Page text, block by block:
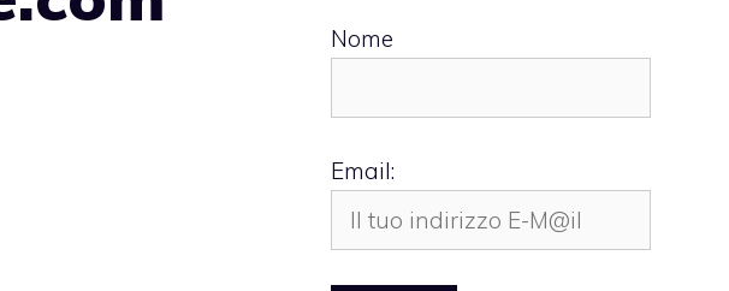
Nome
Email: